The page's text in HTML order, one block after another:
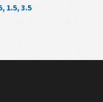
1.5, 3.5